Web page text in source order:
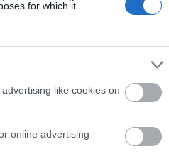
for which it
like cookies on
online advertising
στα
με το
ΗΠΑ-
Τρεις
Αττική